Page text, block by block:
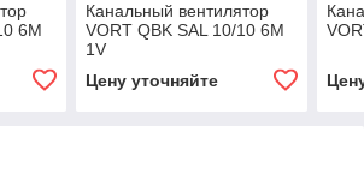
6M
Канальный вентилятор
VORT QBK SAL 10/10 6M
1V
Цену уточняйте